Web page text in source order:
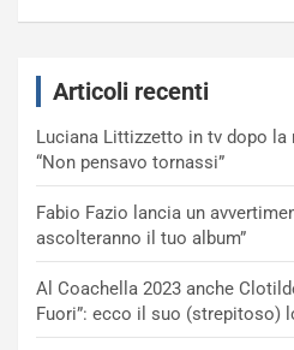
Articoli recenti
Luciana Littizzetto in tv dopo la
“Non pensavo tornassi”
Fabio Fazio lancia un
ascolteranno il tuo album”
Al Coachella 2023 anche
Fuori”: ecco il suo (strepitoso)